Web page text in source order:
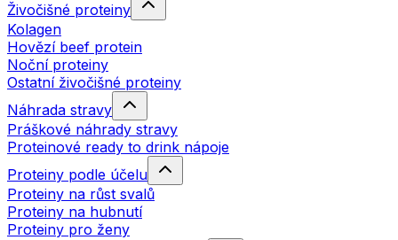
Živočišné proteiny
Kolagen
Hovězí beef protein
Noční proteiny
Ostatní živočišné proteiny
Náhrada stravy
Práškové náhrady stravy
Proteinové ready to drink nápoje
Proteiny podle účelu
Proteiny na růst svalů
Proteiny na hubnutí
Proteiny pro ženy